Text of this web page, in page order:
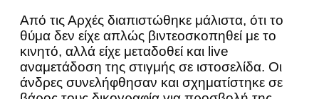
Από τις Αρχές διαπιστώθηκε μάλιστα, ότι το
θύμα δεν είχε απλώς βιντεοσκοπηθεί με το
κινητό, αλλά είχε μεταδοθεί και live
αναμετάδοση της στιγμής σε ιστοσελίδα. Οι
άνδρες συνελήφθησαν και σχηματίστηκε σε